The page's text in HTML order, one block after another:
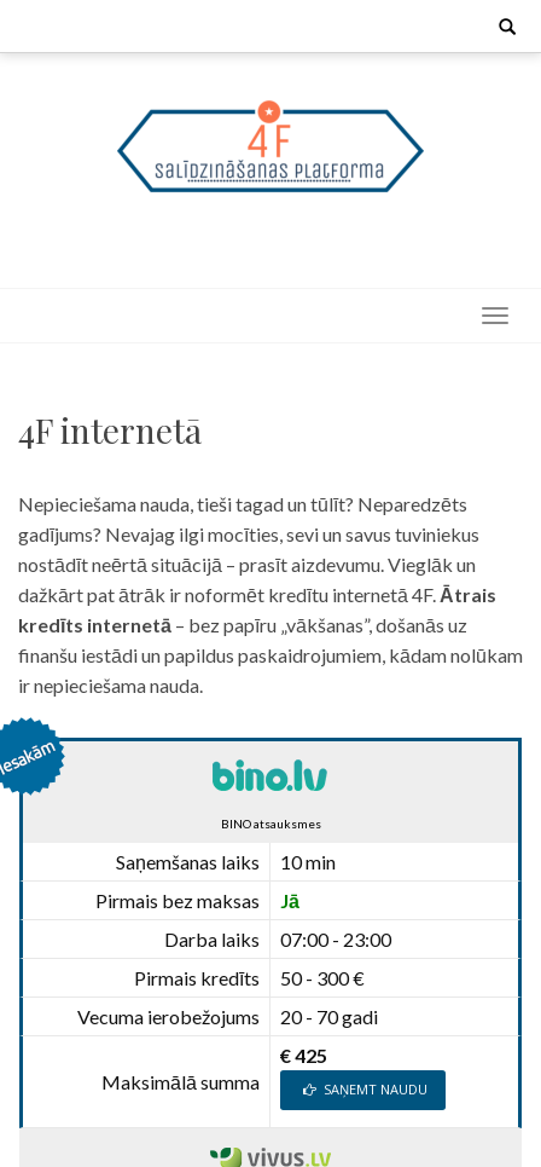
Search
4F internetā
Nepieciešama nauda, tieši tagad un tūlīt? Neparedzēts
gadījums? Nevajag ilgi mocīties, sevi un savus tuviniekus
nostādīt neērtā situācijā – prasīt aizdevumu. Vieglāk un
dažkārt pat ātrāk ir noformēt kredītu internetā 4F. Ātrais
kredīts internetā – bez papīru „vākšanas”, došanās uz
finanšu iestādi un papildus paskaidrojumiem, kādam nolūkam
ir nepieciešama nauda.
BINO atsauksmes
Saņemšanas laiks
10 min
Pirmais bez maksas
Jā
Darba laiks
07:00 - 23:00
Pirmais kredīts
50 - 300 €
Vecuma ierobežojums
20 - 70 gadi
Maksimālā summa
€ 425
SAŅEMT NAUDU